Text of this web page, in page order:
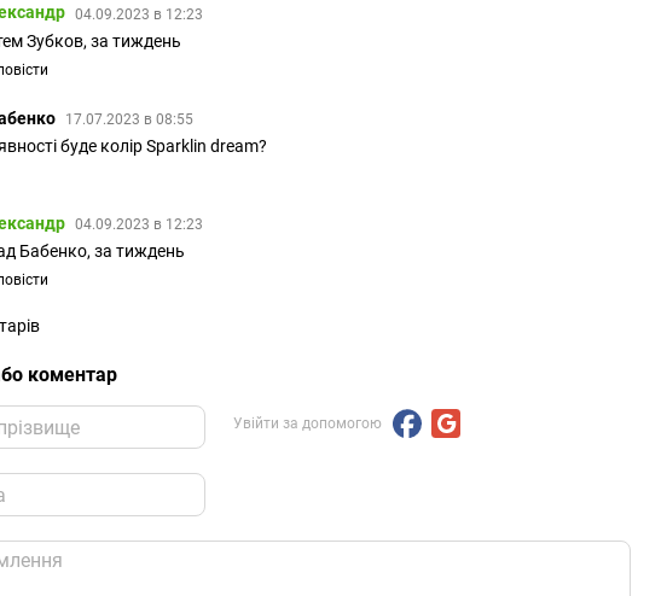
04.09.2023 в 12:23
Зубков, за тиждень
17.07.2023 в 08:55
буде колір Sparklin dream?
04.09.2023 в 12:23
Бабенко, за тиждень
коментар
Увійти за допомогою